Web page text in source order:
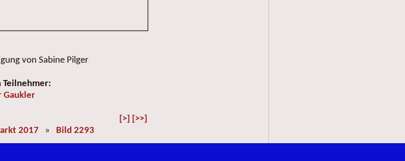
von Sabine Pilger
Teilnehmer:
Gaukler
[>] [>>]
2017 » Bild 2293